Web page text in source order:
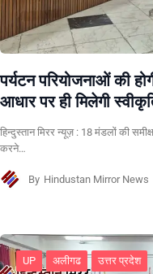
पर्यटन परियोजनाओं की
आधार पर ही मिलेगी
हिन्दुस्तान मिरर न्यूज़ : 18 मंडलों की
करने…
By Hindustan Mirror News
UP अलीगढ उत्तर प्रदेश